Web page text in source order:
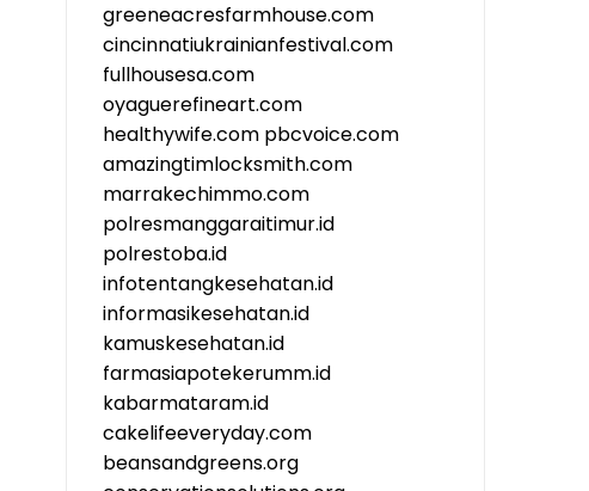
greeneacresfarmhouse.com
cincinnatiukrainianfestival.com
fullhousesa.com
oyaguerefineart.com
healthywife.com pbcvoice.com
amazingtimlocksmith.com
marrakechimmo.com
polresmanggaraitimur.id
polrestoba.id
infotentangkesehatan.id
informasikesehatan.id
kamuskesehatan.id
farmasiapotekerumm.id
kabarmataram.id
cakelifeeveryday.com
beansandgreens.org